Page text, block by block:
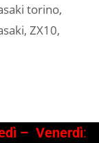
torino,
, ZX10,
– Venerdì: